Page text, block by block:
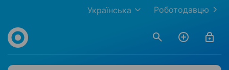
Роботодавцю
Українська